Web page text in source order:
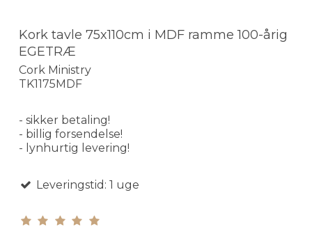
Kork tavle 75x110cm i MDF ramme 100-årig
EGETRÆ
Cork Ministry
TK1175MDF
- sikker betaling!
- billig forsendelse!
- lynhurtig levering!
Leveringstid: 1 uge